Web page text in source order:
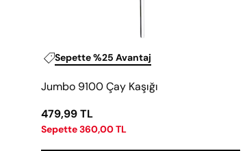
Sepette %25 Avantaj
Jumbo 9100 Çay Kaşığı
479,99 TL
Sepette 360,00 TL